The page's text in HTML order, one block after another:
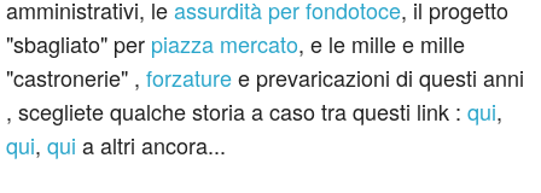
amministrativi, leassurdità per fondotoce, il progetto
"sbagliato" per piazza mercato, e le mille e mille
"castronerie" , forzaturee prevaricazioni di questi anni
, scegliete qualche storia a caso tra questi link : qui,
qui, qui a altri ancora...